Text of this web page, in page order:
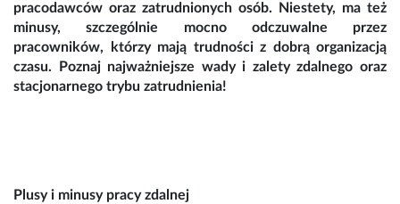
pracodawców oraz zatrudnionych osób. Niestety, ma też
minusy, szczególnie mocno odczuwalne przez
pracowników, którzy mają trudności z dobrą organizacją
czasu. Poznaj najważniejsze wady i zalety zdalnego oraz
stacjonarnego trybu zatrudnienia!
Plusy i minusy pracy zdalnej